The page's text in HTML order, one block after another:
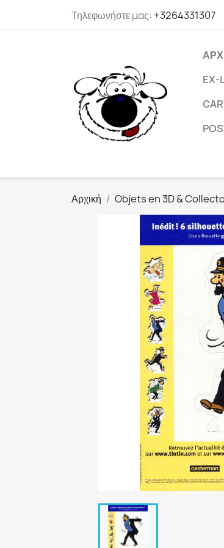
Τηλεφωνήστε μας: +3264331307
EX-
Αρχική Objets en 3D &